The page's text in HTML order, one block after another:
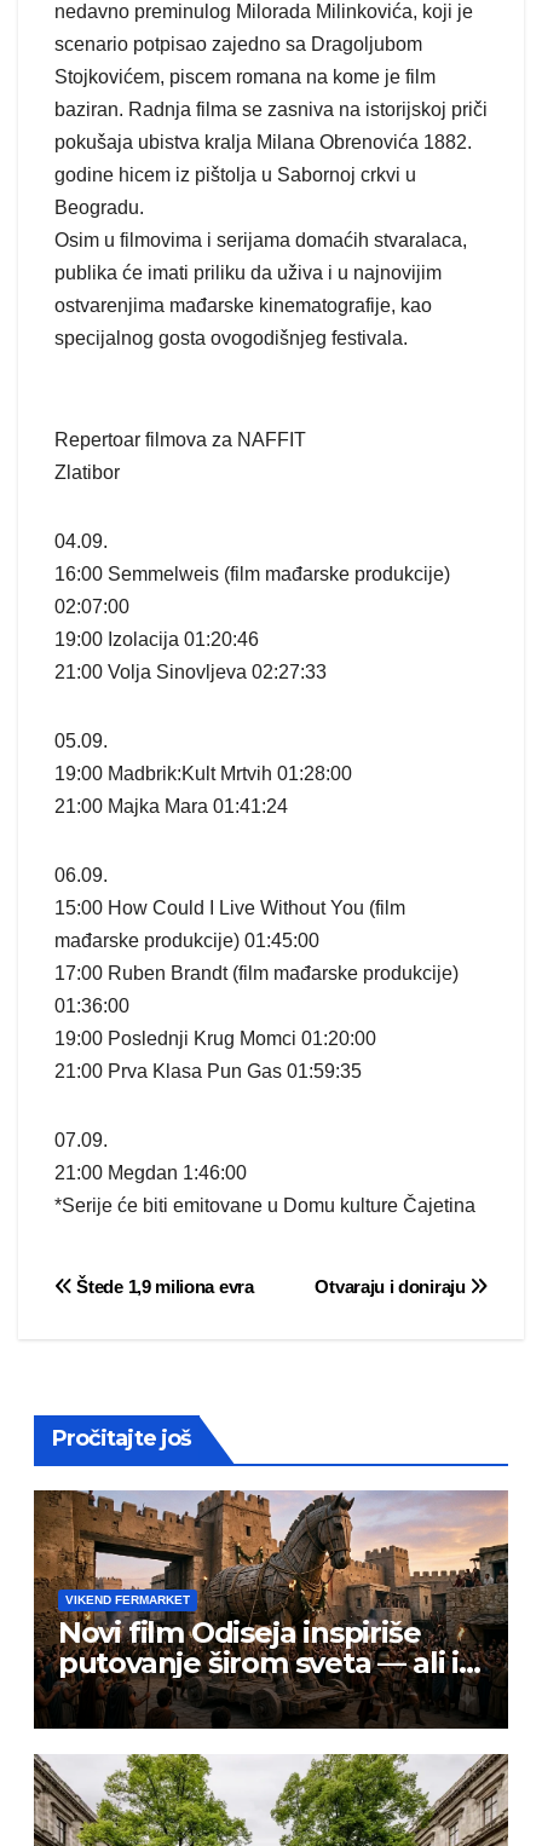
nedavno preminulog Milorada Milinkovića, koji je
scenario potpisao zajedno sa Dragoljubom
Stojkovićem, piscem romana na kome je film
baziran. Radnja filma se zasniva na istorijskoj priči
pokušaja ubistva kralja Milana Obrenovića 1882.
godine hicem iz pištolja u Sabornoj crkvi u
Beogradu.
Osim u filmovima i serijama domaćih stvaralaca,
publika će imati priliku da uživa i u najnovijim
ostvarenjima mađarske kinematografije, kao
specijalnog gosta ovogodišnjeg festivala.
Repertoar filmova za NAFFIT
Zlatibor
04.09.
16:00 Semmelweis (film mađarske produkcije)
02:07:00
19:00 Izolacija 01:20:46
21:00 Volja Sinovljeva 02:27:33
05.09.
19:00 Madbrik:Kult Mrtvih 01:28:00
21:00 Majka Mara 01:41:24
06.09.
15:00 How Could I Live Without You (film
mađarske produkcije) 01:45:00
17:00 Ruben Brandt (film mađarske produkcije)
01:36:00
19:00 Poslednji Krug Momci 01:20:00
21:00 Prva Klasa Pun Gas 01:59:35
07.09.
21:00 Megdan 1:46:00
*Serije će biti emitovane u Domu kulture Čajetina
Post
Otvaraju i doniraju
Štede 1,9 miliona evra
Pročitajte još
VIKEND FERMARKET
Novi film Odiseja inspiriše
putovanje širom sveta — ali i
prevarante